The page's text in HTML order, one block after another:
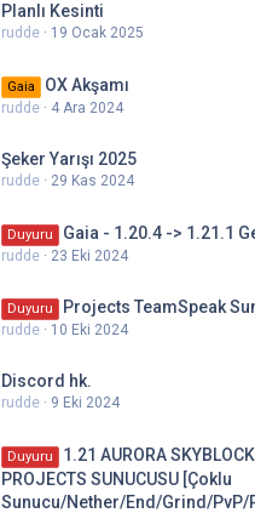
Planlı Kesinti
rudde 19 Ocak 2025
Gaia OX Akşamı
rudde 4 Ara 2024
Şeker Yarışı 2025
rudde 29 Kas 2024
Duyuru Gaia - 1.20.4 -> 1.21.1
rudde 23 Eki 2024
Duyuru Projects TeamSpeak
rudde 10 Eki 2024
Discord hk.
rudde 9 Eki 2024
Duyuru
1.21 AURORA
PROJECTS SUNUCUSU [Çoklu
Sunucu/Nether/End/Grind/PvP/